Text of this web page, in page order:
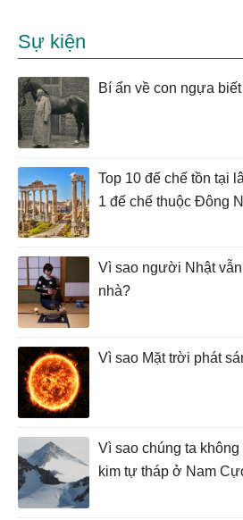
Sự kiện
Bí ẩn về con ngựa
Top 10 đế chế tồn tại
1 đế chế thuộc Đông
Vì sao người Nhật
nhà?
Vì sao Mặt trời phát
Vì sao chúng ta
kim tự tháp ở Nam